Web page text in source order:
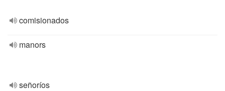
comisionados
manors
señoríos